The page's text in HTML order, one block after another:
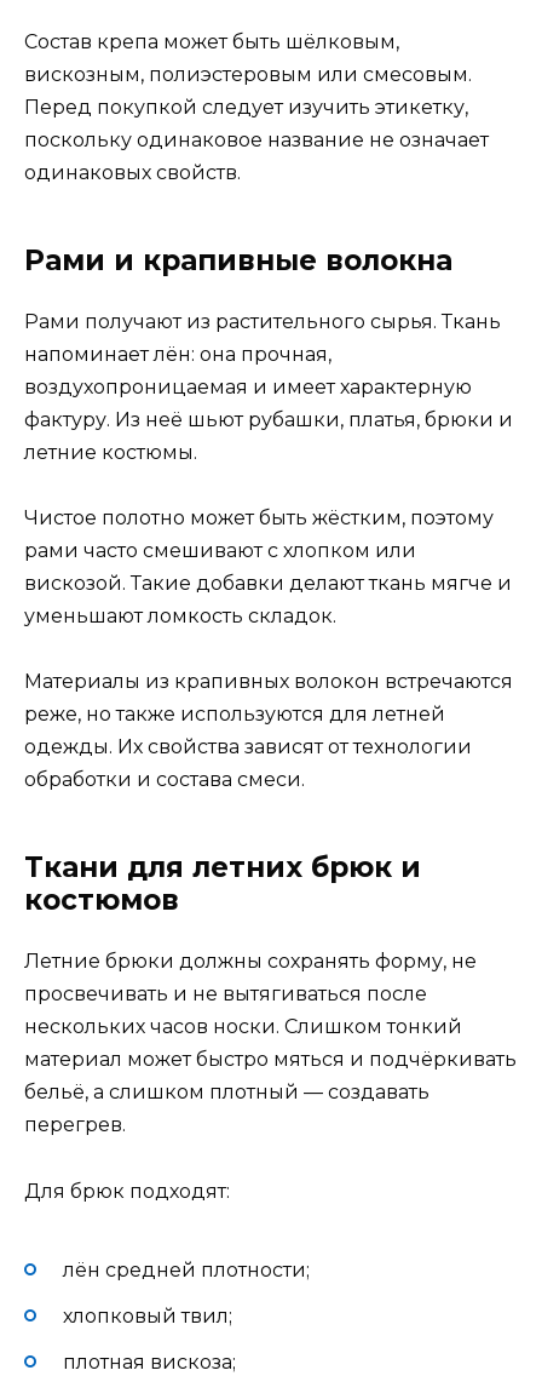
Состав крепа может быть шёлковым,
вискозным, полиэстеровым или смесовым.
Перед покупкой следует изучить этикетку,
поскольку одинаковое название не означает
одинаковых свойств.
Рами и крапивные волокна
Рами получают из растительного сырья. Ткань
напоминает лён: она прочная,
воздухопроницаемая и имеет характерную
фактуру. Из неё шьют рубашки, платья, брюки и
летние костюмы.
Чистое полотно может быть жёстким, поэтому
рами часто смешивают с хлопком или
вискозой. Такие добавки делают ткань мягче и
уменьшают ломкость складок.
Материалы из крапивных волокон встречаются
реже, но также используются для летней
одежды. Их свойства зависят от технологии
обработки и состава смеси.
Ткани для летних брюк и
костюмов
Летние брюки должны сохранять форму, не
просвечивать и не вытягиваться после
нескольких часов носки. Слишком тонкий
материал может быстро мяться и подчёркивать
бельё, а слишком плотный — создавать
перегрев.
Для брюк подходят:
лён средней плотности;
хлопковый твил;
плотная вискоза;